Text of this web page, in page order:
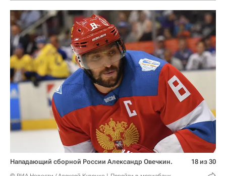
Нападающий сборной России Александр Овечкин. 18 из 30